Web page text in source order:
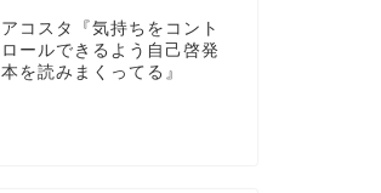
アコスタ『気持ちをコント
ロールできるよう自己啓発
本を読みまくってる』